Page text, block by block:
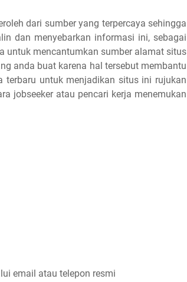
dari sumber yang terpercaya sehingga
dan menyebarkan informasi ini, sebagai
untuk mencantumkan sumber alamat situs
anda buat karena hal tersebut membantu
terbaru untuk menjadikan situs ini rujukan
jobseeker atau pencari kerja menemukan
email atau telepon resmi